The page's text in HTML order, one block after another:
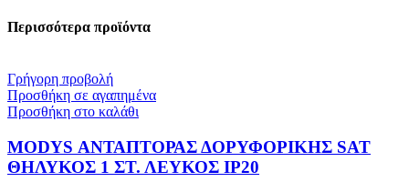
Περισσότερα προϊόντα
Γρήγορη προβολή
Προσθήκη σε αγαπημένα
Προσθήκη στο καλάθι
MODYS ΑΝΤΑΠΤΟΡΑΣ ΔΟΡΥΦΟΡΙΚΗΣ SAT
ΘΗΛΥΚΟΣ 1 ΣΤ. ΛΕΥΚΟΣ IP20